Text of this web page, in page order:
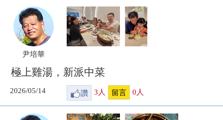
尹培華
極上雞湯，新派中菜
2026/05/14 讚 3 人 留言 0 人